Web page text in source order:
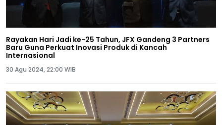
Rayakan Hari Jadi ke-25 Tahun, JFX Gandeng 3 Partners
Baru Guna Perkuat Inovasi Produk di Kancah
Internasional
30 Agu 2024, 22:00 WIB